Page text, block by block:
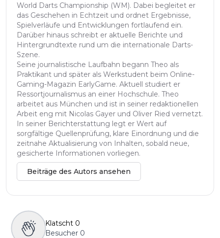
World Darts Championship (WM). Dabei begleitet er
das Geschehen in Echtzeit und ordnet Ergebnisse,
Spielverläufe und Entwicklungen fortlaufend ein.
Darüber hinaus schreibt er aktuelle Berichte und
Hintergrundtexte rund um die internationale Darts-
Szene.
Seine journalistische Laufbahn begann Theo als
Praktikant und später als Werkstudent beim Online-
Gaming-Magazin EarlyGame. Aktuell studiert er
Ressortjournalismus an einer Hochschule. Theo
arbeitet aus München und ist in seiner redaktionellen
Arbeit eng mit Nicolas Gayer und Oliver Ried vernetzt.
In seiner Berichterstattung legt er Wert auf
sorgfältige Quellenprüfung, klare Einordnung und die
zeitnahe Aktualisierung von Inhalten, sobald neue,
gesicherte Informationen vorliegen.
Beiträge des Autors ansehen
Klatscht 0
Besucher 0